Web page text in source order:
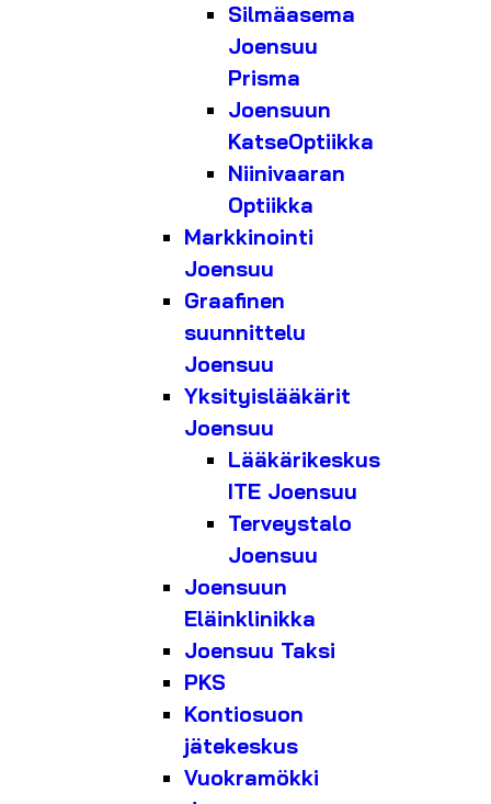
Silmäasema
Joensuu
Prisma
Joensuun
KatseOptiikka
Niinivaaran
Optiikka
Markkinointi
Joensuu
Graafinen
suunnittelu
Joensuu
Yksityislääkärit
Joensuu
Lääkärikeskus
ITE Joensuu
Terveystalo
Joensuu
Joensuun
Eläinklinikka
Joensuu Taksi
PKS
Kontiosuon
jätekeskus
Vuokramökki